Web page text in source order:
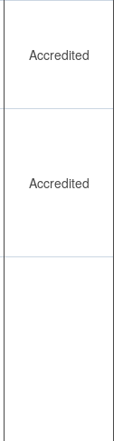
Accredited
Accredited